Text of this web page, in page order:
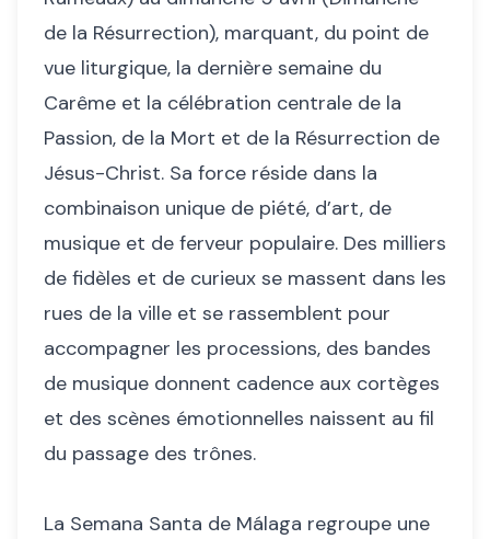
de la Résurrection), marquant, du point de
vue liturgique, la dernière semaine du
Carême et la célébration centrale de la
Passion, de la Mort et de la Résurrection de
Jésus-Christ. Sa force réside dans la
combinaison unique de piété, d’art, de
musique et de ferveur populaire. Des milliers
de fidèles et de curieux se massent dans les
rues de la ville et se rassemblent pour
accompagner les processions, des bandes
de musique donnent cadence aux cortèges
et des scènes émotionnelles naissent au fil
du passage des trônes.
La Semana Santa de Málaga regroupe une